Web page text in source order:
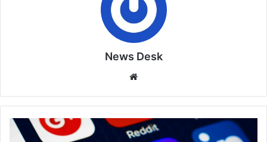
News Desk
सोशल
मीडिया